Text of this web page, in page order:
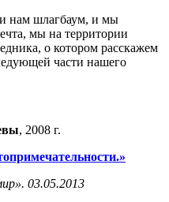
нам шлагбаум, и мы
мы на территории
о котором расскажем
части нашего
, 2008 г.
03.05.2013